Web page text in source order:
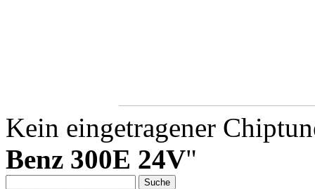
Kein eingetragener
Benz 300E 24V"